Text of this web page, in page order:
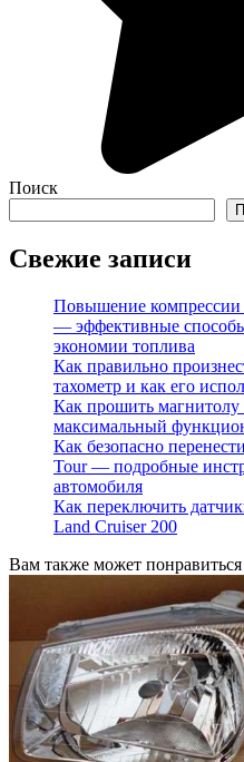
Поиск
Свежие записи
Повышение компрессии
— эффективные
экономии топлива
Как правильно
тахометр и как его
Как прошить
максимальный
Как безопасно
Tour — подробные
автомобиля
Как переключить
Land Cruiser 200
Вам также может понравиться